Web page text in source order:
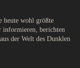
heute wohl größte
informieren, berichten
der Welt des Dunklen